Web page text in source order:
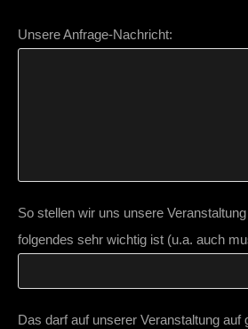
Unsere Anfrage-Nachricht:
So stellen wir uns unsere
folgendes sehr wichtig ist (u.a. auch
Das darf auf unserer Veranstaltung auf